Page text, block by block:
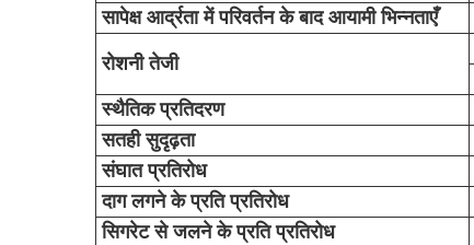
सापेक्ष आर्द्रता में परिवर्तन के बाद आयामी भिन्नताएँ
रोशनी तेजी
स्थैतिक प्रतिदरण
सतही सुदृढ़ता
संघात प्रतिरोध
दाग लगने के प्रति प्रतिरोध
सिगरेट से जलने के प्रति प्रतिरोध